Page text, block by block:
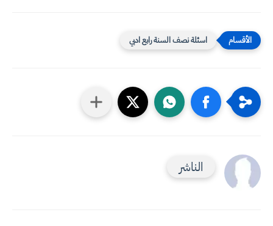
اسئلة نصف السنة رابع ادبي
الناشر